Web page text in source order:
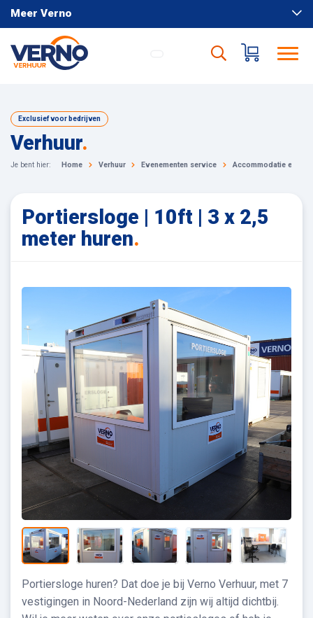
Meer Verno
Exclusief voor bedrijven
Verhuur.
Je bent hier: Home Verhuur Evenementen service Accommodatie en
Portiersloge | 10ft | 3 x 2,5
meter huren.
Portiersloge huren? Dat doe je bij Verno Verhuur, met 7
vestigingen in Noord-Nederland zijn wij altijd dichtbij.